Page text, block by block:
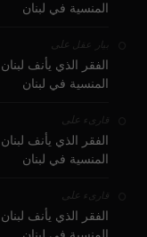
المنسية في لبنان
بيار عقل على
الفقر الذي يأنف
المنسية في لبنان
قارىء على
الفقر الذي يأنف
المنسية في لبنان
قارىء على
الفقر الذي يأنف